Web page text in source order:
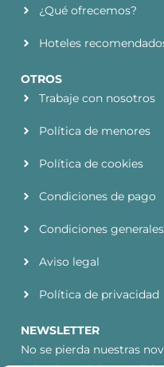
¿Qué ofrecemos?
Hoteles
OTROS
Trabaje con nosotros
Política de menores
Política de cookies
Condiciones de pago
Condiciones generales
Aviso legal
Política de privacidad
NEWSLETTER
No se pierda nuestras